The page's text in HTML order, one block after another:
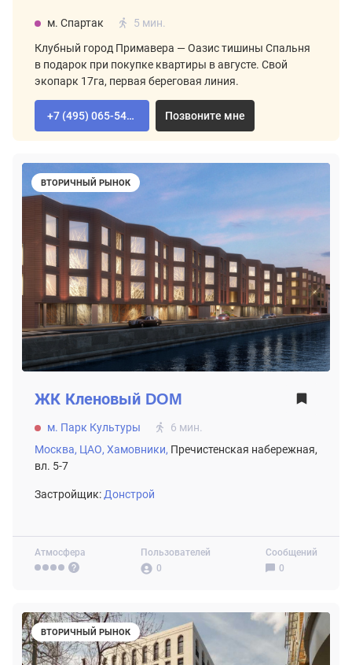
м. Спартак 5 мин.
Клубный город Примавера — Оазис тишины Спальня
в подарок при покупке квартиры в августе. Свой
экопарк 17га, первая береговая линия.
+7 (495) 065-54-02 Позвоните мне
ВТОРИЧНЫЙ РЫНОК
Атмосфера
Пользователей
0
Сообщений
0
ЖК Кленовый DOM
м. Парк Культуры
6 мин.
Москва, ЦАО, Хамовники, Пречистенская набережная,
вл. 5-7
Застройщик:Донстрой
ВТОРИЧНЫЙ РЫНОК